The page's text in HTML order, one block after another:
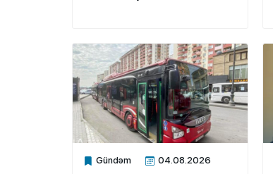
Gündəm 04.08.2026
Xalq.Online